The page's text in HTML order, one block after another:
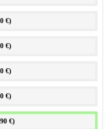
€)
€)
€)
€)
€)